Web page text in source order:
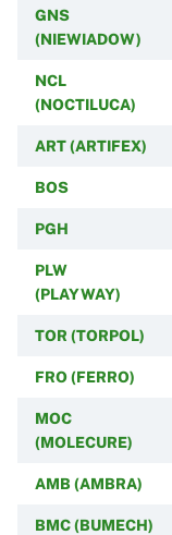
GNS
(NIEWIADOW)
NCL
(NOCTILUCA)
ART (ARTIFEX)
BOS
PGH
PLW
(PLAYWAY)
TOR (TORPOL)
FRO (FERRO)
MOC
(MOLECURE)
AMB (AMBRA)
BMC (BUMECH)